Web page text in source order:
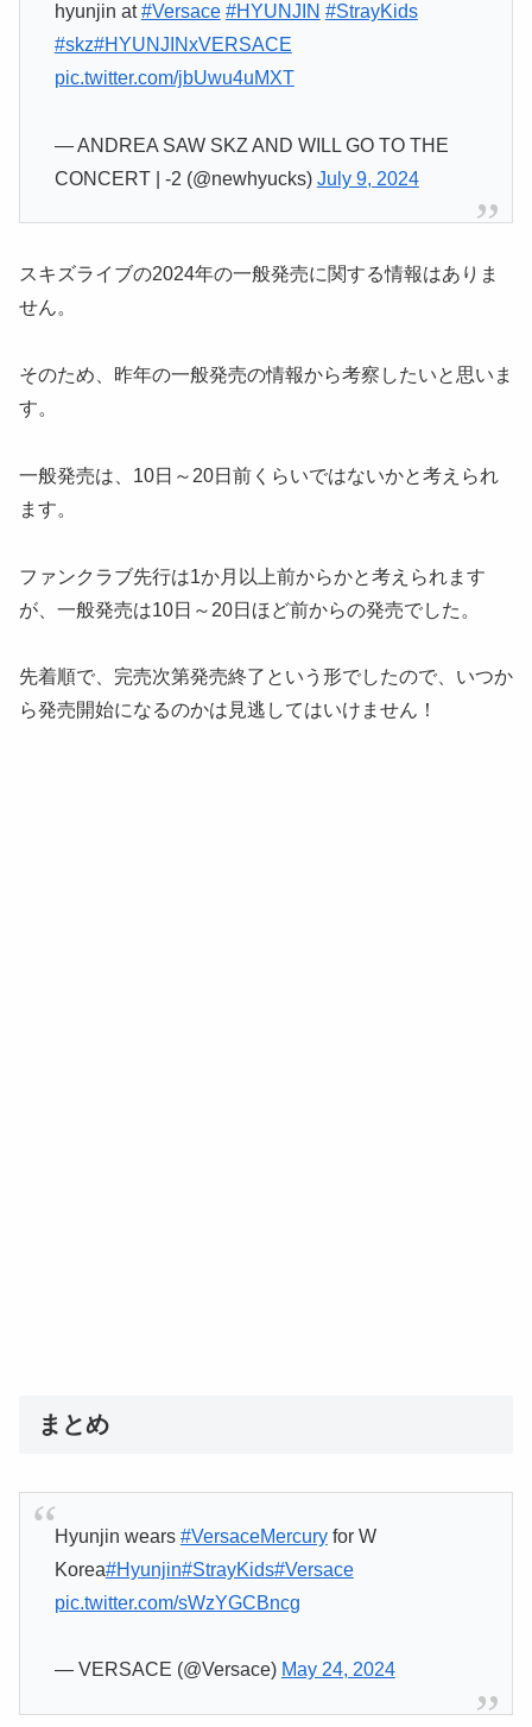
hyunjin at#Versace #HYUNJIN #StrayKids
#skz#HYUNJINxVERSACE
pic.twitter.com/jbUwu4uMXT
— ANDREA SAW SKZ AND WILL GO TO THE
CONCERT | -2 (@newhyucks) July 9, 2024
スキズライブの2024年の一般発売に関する情報はありま
せん。
そのため、昨年の一般発売の情報から考察したいと思いま
す。
一般発売は、10日～20日前くらいではないかと考えられ
ます。
ファンクラブ先行は1か月以上前からかと考えられます
が、一般発売は10日～20日ほど前からの発売でした。
先着順で、完売次第発売終了という形でしたので、いつか
ら発売開始になるのかは見逃してはいけません！
まとめ
Hyunjin wears #VersaceMercuryfor W
Korea#Hyunjin#StrayKids#Versace
pic.twitter.com/sWzYGCBncg
— VERSACE (@Versace) May 24, 2024